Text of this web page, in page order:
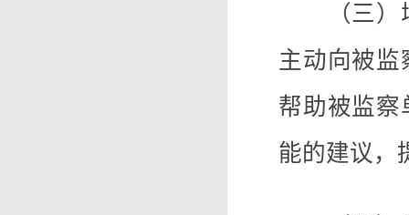
（三）增
主动向被
帮助被监察
能的建议，